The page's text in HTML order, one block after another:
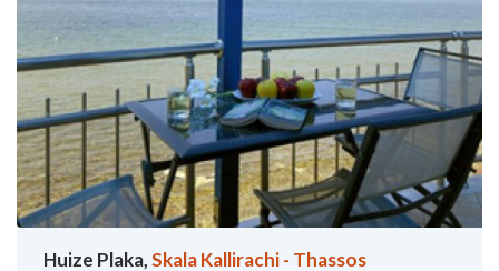
Huize Plaka,Skala Kallirachi - Thassos